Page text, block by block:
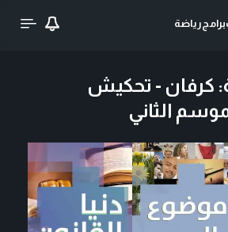
برامج رياضة
: كرفان - تحكيش
الثاني